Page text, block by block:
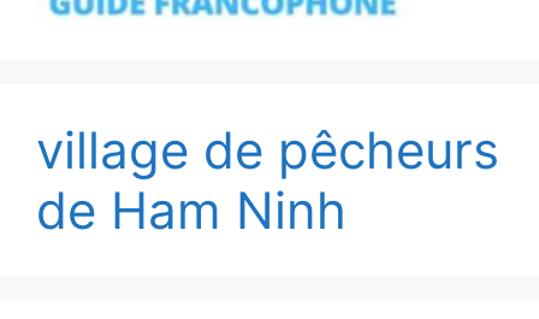
village de pêcheurs
de Ham Ninh